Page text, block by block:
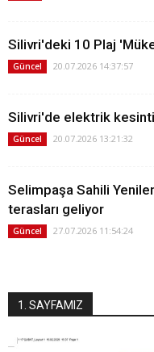
Silivri'deki 10 Plaj
Güncel 20.07.2026 14:37:57
Silivri'de elektrik
Güncel 20.07.2026 13:21:32
Selimpaşa Sahili
terasları geliyor
Güncel 27.07.2026 11:54:24
1. SAYFAMIZ